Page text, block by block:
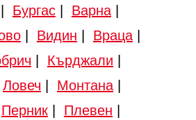
Бургас| Варна|
| Видин Враца|
Кърджали
Ловеч Монтана|
Перник| Плевен